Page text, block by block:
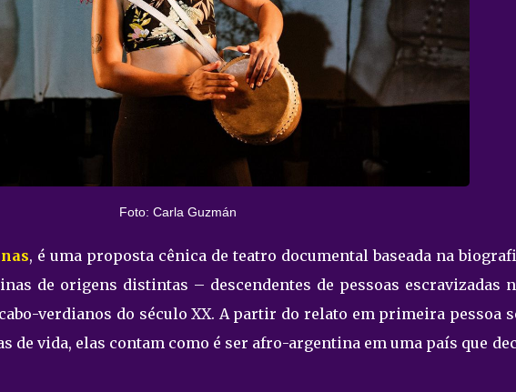
Foto: Carla Guzmán
, é uma proposta cênica de teatro documental baseada na
de origens distintas – descendentes de pessoas escravizadas
verdianos do século XX. A partir do relato em primeira pessoa
de vida, elas contam como é ser afro-argentina em uma país que